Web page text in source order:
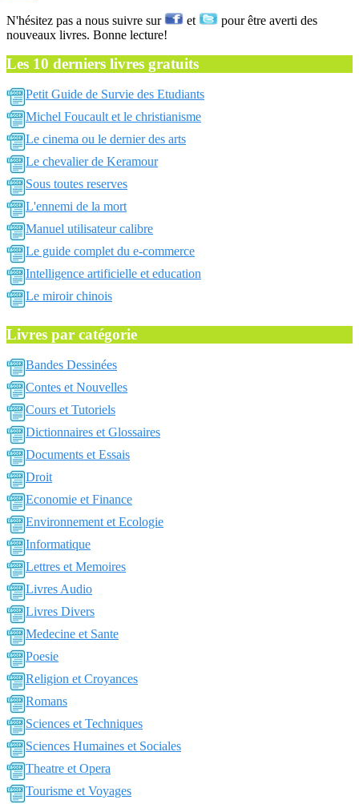
N'hésitez pas a nous suivre sur et
pour être averti des
nouveaux livres. Bonne lecture!
Les 10 derniers livres gratuits
Petit Guide de Survie des Etudiants
Michel Foucault et le christianisme
Le cinema ou le dernier des arts
Le chevalier de Keramour
Sous toutes reserves
L'ennemi de la mort
Manuel utilisateur calibre
Le guide complet du e-commerce
Intelligence artificielle et education
Le miroir chinois
Livres par catégorie
Bandes Dessinées
Contes et Nouvelles
Cours et Tutoriels
Dictionnaires et Glossaires
Documents et Essais
Droit
Economie et Finance
Environnement et Ecologie
Informatique
Lettres et Memoires
Livres Audio
Livres Divers
Medecine et Sante
Poesie
Religion et Croyances
Romans
Sciences et Techniques
Sciences Humaines et Sociales
Theatre et Opera
Tourisme et Voyages